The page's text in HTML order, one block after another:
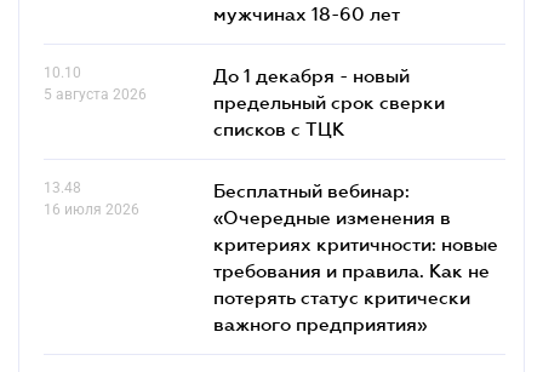
мужчинах 18-60 лет
10.10
5 августа 2026
До 1 декабря - новый
предельный срок сверки
списков c ТЦК
13.48
16 июля 2026
Бесплатный вебинар:
«Очередные изменения в
критериях критичности: новые
требования и правила. Как не
потерять статус критически
важного предприятия»